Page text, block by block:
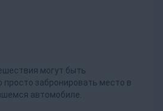
могут быть
забронировать место в
автомобиле.